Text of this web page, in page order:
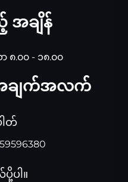
အချိန်
၈.၀၀ - ၁၈.၀၀
ချက်အလက်
ါတ်
ပါ။